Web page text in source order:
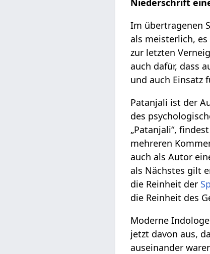
Im übertragenen
als meisterlich,
zur letzten
auch dafür, dass
und auch Einsatz
Patanjali ist der
des
„Patanjali“,
mehreren
auch als Autor
als Nächstes gilt
die Reinheit der
die Reinheit des
Moderne
jetzt davon aus,
auseinander